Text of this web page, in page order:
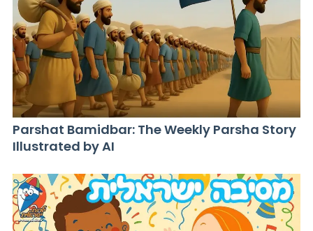
Parshat Bamidbar: The Weekly Parsha Story
Illustrated by AI